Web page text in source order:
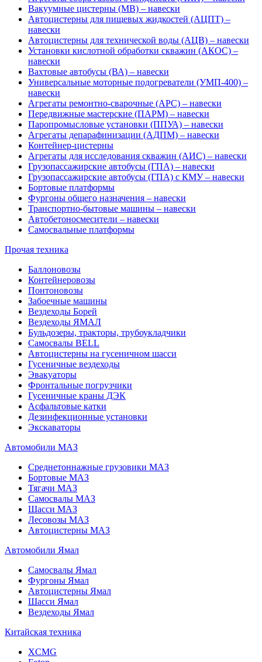
Вакуумные цистерны (МВ) – навески
Автоцистерны для пищевых жидкостей (АЦПТ) –
навески
Автоцистерны для технической воды (АЦВ) – навески
Установки кислотной обработки скважин (АКОС) –
навески
Вахтовые автобусы (ВА) – навески
Универсальные моторные подогреватели (УМП-400) –
навески
Агрегаты ремонтно-сварочные (АРС) – навески
Передвижные мастерские (ПАРМ) – навески
Паропромысловые установки (ППУА) – навески
Агрегаты депарафинизации (АДПМ) – навески
Контейнер-цистерны
Агрегаты для исследования скважин (АИС) – навески
Грузопассажирские автобусы (ГПА) – навески
Грузопассажирские автобусы (ГПА) с КМУ – навески
Бортовые платформы
Фургоны общего назначения – навески
Транспортно-бытовые машины – навески
Автобетоносмесители – навески
Самосвальные платформы
Прочая техника
Баллоновозы
Контейнеровозы
Понтоновозы
Забоечные машины
Вездеходы Борей
Вездеходы ЯМАЛ
Бульдозеры, тракторы, трубоукладчики
Самосвалы BELL
Автоцистерны на гусеничном шасси
Гусеничные вездеходы
Эвакуаторы
Фронтальные погрузчики
Гусеничные краны ДЭК
Асфальтовые катки
Дезинфекционные установки
Экскаваторы
Автомобили МАЗ
Среднетоннажные грузовики МАЗ
Бортовые МАЗ
Тягачи МАЗ
Самосвалы МАЗ
Шасси МАЗ
Лесовозы МАЗ
Автоцистерны МАЗ
Автомобили Ямал
Самосвалы Ямал
Фургоны Ямал
Автоцистерны Ямал
Шасси Ямал
Вездеходы Ямал
Китайская техника
XCMG